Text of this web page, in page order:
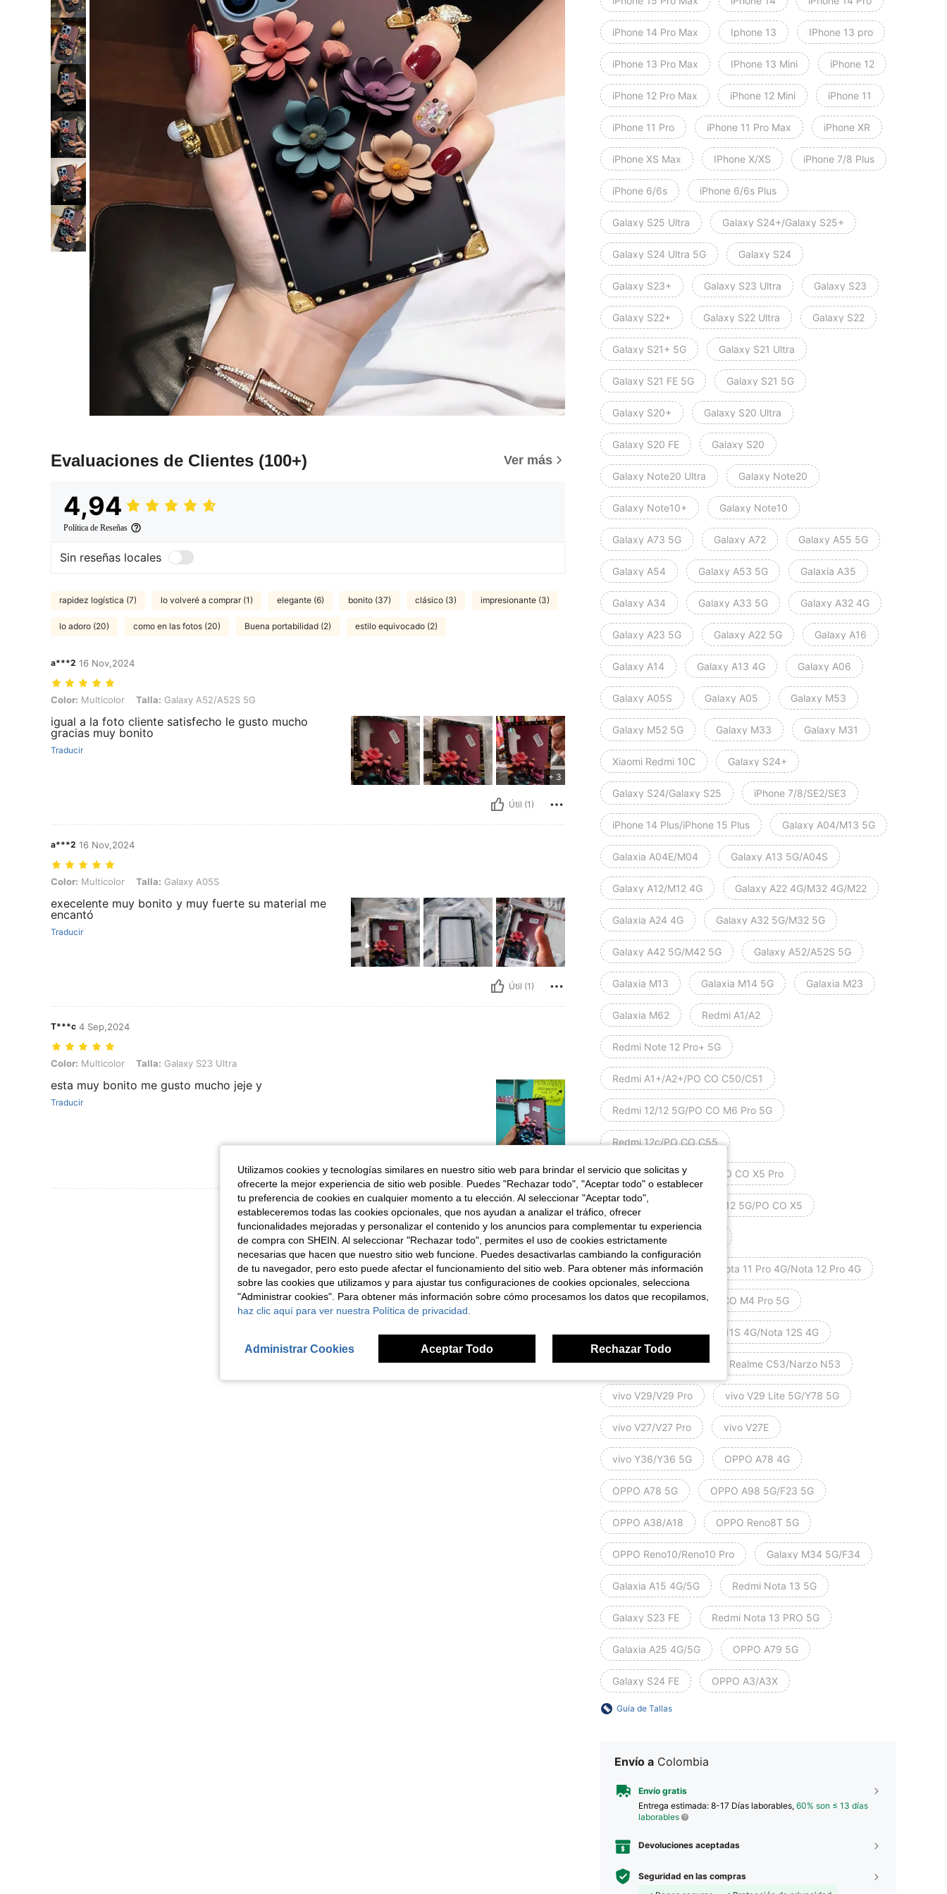
Evaluaciones de Clientes (100+) Ver más
4,94
Política de Reseñas
Sin reseñas locales
rapidez logística (7) lo volveré a comprar (1) elegante (6) bonito (37) clásico (3) impresionante (3)
lo adoro (20) como en las fotos (20) Buena portabilidad (2) estilo equivocado (2)
a***2 16 Nov,2024
Color: Multicolor, Talla: Galaxy A52/A52S 5G
Color: Multicolor Talla: Galaxy A52/A52S 5G
igual a la foto cliente satisfecho le gusto mucho
gracias muy bonito
Traducir
+ 3
Útil (1)
a***2 16 Nov,2024
Color: Multicolor, Talla: Galaxy A05S
Color: Multicolor Talla: Galaxy A05S
execelente muy bonito y muy fuerte su material me
encantó
Traducir
Útil (1)
T***c 4 Sep,2024
Color: Multicolor, Talla: Galaxy S23 Ultra
Color: Multicolor Talla: Galaxy S23 Ultra
esta muy bonito me gusto mucho jeje y
Traducir
Útil (1)
Ver Más Reseñas
iPhone 14 Pro Max Iphone 13 IPhone 13 pro
iPhone 13 Pro Max IPhone 13 Mini iPhone 12
iPhone 12 Pro Max iPhone 12 Mini iPhone 11
iPhone 11 Pro iPhone 11 Pro Max iPhone XR
iPhone XS Max IPhone X/XS iPhone 7/8 Plus
iPhone 6/6s iPhone 6/6s Plus
Galaxy S25 Ultra Galaxy S24+/Galaxy S25+
Galaxy S24 Ultra 5G Galaxy S24
Galaxy S23+ Galaxy S23 Ultra Galaxy S23
Galaxy S22+ Galaxy S22 Ultra Galaxy S22
Galaxy S21+ 5G Galaxy S21 Ultra
Galaxy S21 FE 5G Galaxy S21 5G
Galaxy S20+ Galaxy S20 Ultra
Galaxy S20 FE Galaxy S20
Galaxy Note20 Ultra Galaxy Note20
Galaxy Note10+ Galaxy Note10
Galaxy A73 5G Galaxy A72 Galaxy A55 5G
Galaxy A54 Galaxy A53 5G Galaxia A35
Galaxy A34 Galaxy A33 5G Galaxy A32 4G
Galaxy A23 5G Galaxy A22 5G Galaxy A16
Galaxy A14 Galaxy A13 4G Galaxy A06
Galaxy A05S Galaxy A05 Galaxy M53
Galaxy M52 5G Galaxy M33 Galaxy M31
Xiaomi Redmi 10C Galaxy S24+
Galaxy S24/Galaxy S25 iPhone 7/8/SE2/SE3
iPhone 14 Plus/iPhone 15 Plus Galaxy A04/M13 5G
Galaxia A04E/M04 Galaxy A13 5G/A04S
Galaxy A12/M12 4G Galaxy A22 4G/M32 4G/M22
Galaxia A24 4G Galaxy A32 5G/M32 5G
Galaxy A42 5G/M42 5G Galaxy A52/A52S 5G
Galaxia M13 Galaxia M14 5G Galaxia M23
Galaxia M62 Redmi A1/A2
Redmi Note 12 Pro+ 5G
Redmi A1+/A2+/PO CO C50/C51
Redmi 12/12 5G/PO CO M6 Pro 5G
Redmi 12c/PO CO C55
Redmi Note 12 Pro 5G/PO CO X5 Pro
Redmi Note 12 4G/Nota 12 5G/PO CO X5
Redmi Note 11 Pro+ 5G
Redmi Nota 11 Pro 5G/Nota 11 Pro 4G/Nota 12 Pro 4G
Redmi Note 11S 5G/PO CO M4 Pro 5G
Redmi Nota 11 4G/Nota 11S 4G/Nota 12S 4G
verdadero yo C55 Realme C53/Narzo N53
vivo V29/V29 Pro vivo V29 Lite 5G/Y78 5G
vivo V27/V27 Pro vivo V27E
vivo Y36/Y36 5G OPPO A78 4G
OPPO A78 5G OPPO A98 5G/F23 5G
OPPO A38/A18 OPPO Reno8T 5G
OPPO Reno10/Reno10 Pro Galaxy M34 5G/F34
Galaxia A15 4G/5G Redmi Nota 13 5G
Galaxy S23 FE Redmi Nota 13 PRO 5G
Galaxia A25 4G/5G OPPO A79 5G
Galaxy S24 FE OPPO A3/A3X
Guía de Tallas
Envío a Colombia
Envío gratis
Entrega estimada: 8-17 Días laborables, 60% son ≤ 13 días
laborables
Devoluciones aceptadas
Seguridad en las compras
Utilizamos cookies y tecnologías similares en nuestro sitio web para brindar el servicio que solicitas y
ofrecerte la mejor experiencia de sitio web posible. Puedes "Rechazar todo", "Aceptar todo" o establecer
tu preferencia de cookies en cualquier momento a tu elección. Al seleccionar "Aceptar todo",
estableceremos todas las cookies opcionales, que nos ayudan a analizar el tráfico, ofrecer
funcionalidades mejoradas y personalizar el contenido y los anuncios para complementar tu experiencia
de compra con SHEIN. Al seleccionar "Rechazar todo", permites el uso de cookies estrictamente
necesarias que hacen que nuestro sitio web funcione. Puedes desactivarlas cambiando la configuración
de tu navegador, pero esto puede afectar el funcionamiento del sitio web. Para obtener más información
sobre las cookies que utilizamos y para ajustar tus configuraciones de cookies opcionales, selecciona
"Administrar cookies". Para obtener más información sobre cómo procesamos los datos que recopilamos,
haz clic aquí para ver nuestra Política de privacidad.
Administrar Cookies Aceptar Todo Rechazar Todo